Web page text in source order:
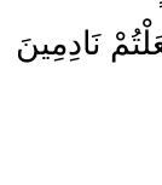
نَادِمِينَ